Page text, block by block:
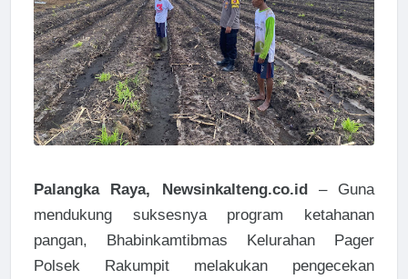
Palangka Raya, Newsinkalteng.co.id– Guna
mendukung suksesnya program ketahanan
pangan, Bhabinkamtibmas Kelurahan Pager
Polsek Rakumpit melakukan pengecekan